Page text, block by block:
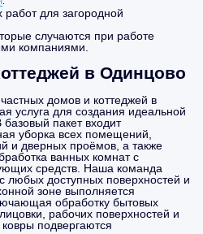
для загородной
случаются при работе
компаниями.
в Одинцово
домов и коттеджей в
услуга для создания идеальной
пакет входит
уборка всех помещений,
и дверных проёмов, а также
ванных комнат с
средств. Наша команда
любых доступных поверхностей и
зоне выполняется
обработку бытовых
рабочих поверхностей и
подвергаются